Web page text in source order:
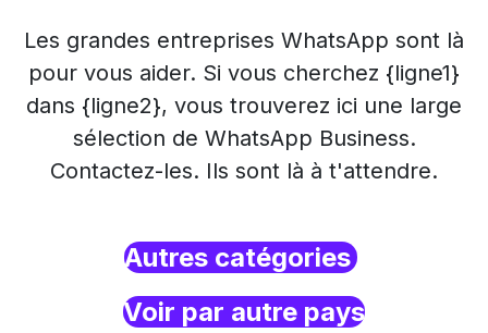
Les grandes entreprises WhatsApp sont là
pour vous aider. Si vous cherchez {ligne1}
dans {ligne2}, vous trouverez ici une large
sélection de WhatsApp Business.
Contactez-les. Ils sont là à t'attendre.
Autres catégories
Voir par autre pays